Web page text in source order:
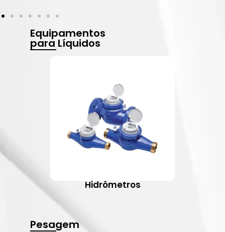
Equipamentos
para Líquidos
Hidrômetros
Pesagem